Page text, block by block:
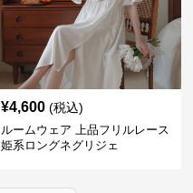
¥4,600 (税込)
ルームウェア 上品フリルレース
姫系ロングネグリジェ